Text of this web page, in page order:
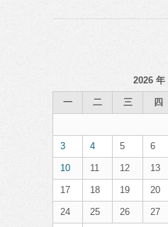
2026 年
一 二 三 四
3 4 5 6
10 11 12 13
17 18 19 20
24 25 26 27